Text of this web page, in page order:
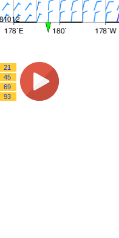
21
45
69
93